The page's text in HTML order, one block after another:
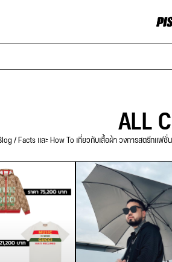
ALL
/ Facts และ How To เกี่ยวกับเสื้อผ้า วงการสตรีทแ